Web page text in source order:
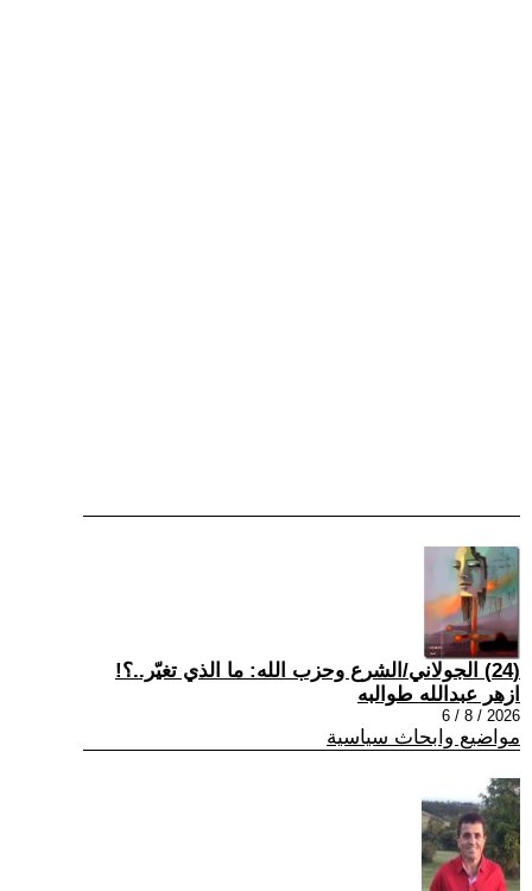
(24) الجولاني/الشرع وحزب الله: ما الذي تغيّر..؟!
ازهر عبدالله طوالبه
2026 / 8 / 6
مواضيع وابحاث سياسية